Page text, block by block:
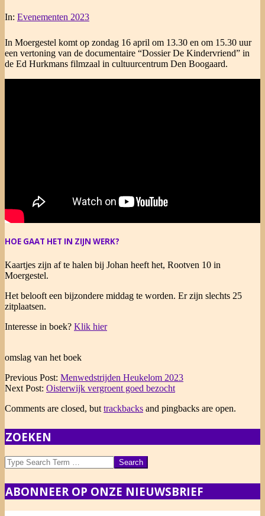
In: Evenementen 2023
In Moergestel komt op zondag 16 april om 13.30 en om 15.30 uur
een vertoning van de documentaire “Dossier De Kindervriend” in
de Ed Hurkmans filmzaal in cultuurcentrum Den Boogaard.
HOE GAAT HET IN ZIJN WERK?
Kaartjes zijn af te halen bij Johan heeft het, Rootven 10 in
Moergestel.
Het belooft een bijzondere middag te worden. Er zijn slechts 25
zitplaatsen.
Interesse in boek? Klik hier
omslag van het boek
2023-
04-
Previous Post: Menwedstrijden Heukelom 2023
Next Post: Oisterwijk vergroent goed bezocht
Comments are closed, but trackbacks and pingbacks are open.
ZOEKEN
Search
ABONNEER OP ONZE NIEUWSBRIEF